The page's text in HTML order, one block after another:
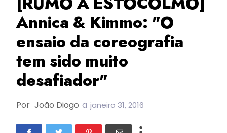
Annica & Kimmo: "O
ensaio da coreografia
tem sido muito
desafiador"
Por João Diogo a janeiro 31, 2016